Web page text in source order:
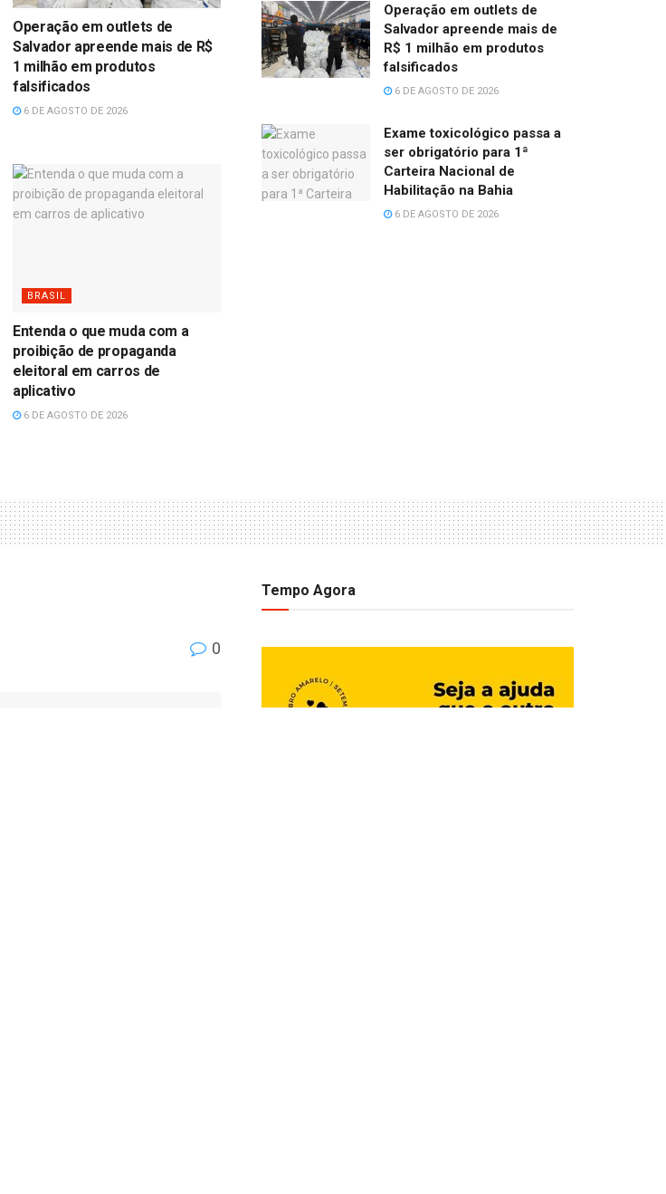
Operação em outlets de
Salvador apreende mais de R$
1 milhão em produtos
falsificados
6 DE AGOSTO DE 2026
BRASIL
Entenda o que muda com a
proibição de propaganda
eleitoral em carros de
aplicativo
6 DE AGOSTO DE 2026
Operação em outlets de
Salvador apreende mais de
R$ 1 milhão em produtos
falsificados
6 DE AGOSTO DE 2026
Exame toxicológico passa a
ser obrigatório para 1ª
Carteira Nacional de
Habilitação na Bahia
6 DE AGOSTO DE 2026
0
Tempo Agora